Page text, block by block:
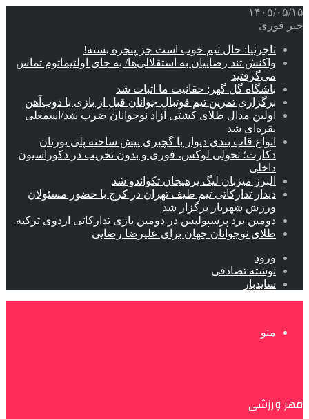
۱۴۰۵/۰۵/۱۵
خبر فوری
تاجرنیا: حال تیم خوب است جز پنجره بسته!
واکنش تند رضاییان به استقلالی‌ها/ به جای اولتیماتوم تماس
می‌گرفتید
باشگاه گل گهر: حقانیت ما اثبات شد
برگزاری تمرین تیم فوتبال جوانان قبل از بازی با ذوب‌آهن
اولین مدال طلای کشتی آزاد نوجوانان ضرب شد/اسمعلی
نقره‌ای شد
انواع قاب بندی دیوار با گچبری پیش ساخته پلی یورتان
دکارت؛ تحولی لوکس، فوری و بدون تخریب در دکوراسیون
داخلی
البرز میزبان لیگ پرهیجان تکواندو شد
دیدار تدارکاتی تیم طیف تهران در کرج با حضور مسئولان
ورزش شهریار برگزار شد
دومین برد پرسپولیس در دومین بازی تدارکاتی اردوی ترکیه
طلای نوجوانان جهان برای علیرضا رضایی
ورود
نوشته تصادفی
سایدبار
منو
مهر ورزشی